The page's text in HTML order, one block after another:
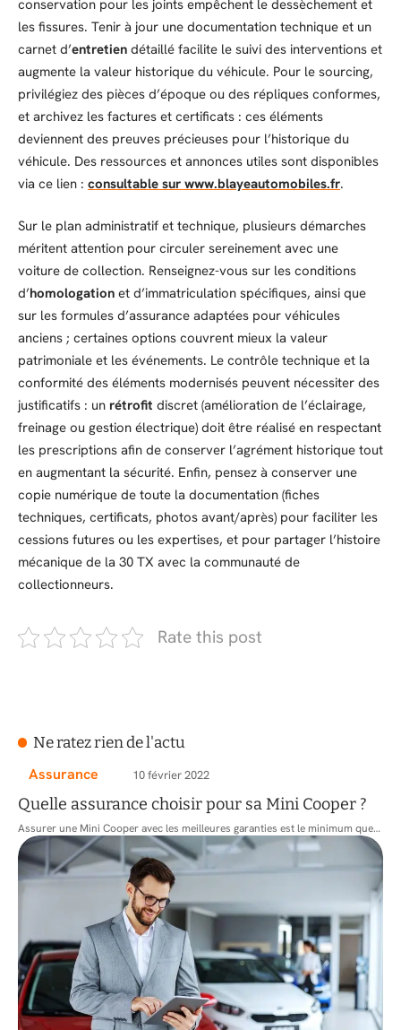
conservation pour les joints empêchent le dessèchement et
les fissures. Tenir à jour une documentation technique et un
carnet d’entretien détaillé facilite le suivi des interventions et
augmente la valeur historique du véhicule. Pour le sourcing,
privilégiez des pièces d’époque ou des répliques conformes,
et archivez les factures et certificats : ces éléments
deviennent des preuves précieuses pour l’historique du
véhicule. Des ressources et annonces utiles sont disponibles
via ce lien : consultable sur www.blayeautomobiles.fr.
Sur le plan administratif et technique, plusieurs démarches
méritent attention pour circuler sereinement avec une
voiture de collection. Renseignez-vous sur les conditions
d’homologation et d’immatriculation spécifiques, ainsi que
sur les formules d’assurance adaptées pour véhicules
anciens ; certaines options couvrent mieux la valeur
patrimoniale et les événements. Le contrôle technique et la
conformité des éléments modernisés peuvent nécessiter des
justificatifs : un rétrofit discret (amélioration de l’éclairage,
freinage ou gestion électrique) doit être réalisé en respectant
les prescriptions afin de conserver l’agrément historique tout
en augmentant la sécurité. Enfin, pensez à conserver une
copie numérique de toute la documentation (fiches
techniques, certificats, photos avant/après) pour faciliter les
cessions futures ou les expertises, et pour partager l’histoire
mécanique de la 30 TX avec la communauté de
collectionneurs.
Rate this post
Ne ratez rien de l'actu
Assurance
10 février 2022
Quelle assurance choisir pour sa Mini Cooper ?
Assurer une Mini Cooper avec les meilleures garanties est le minimum que…